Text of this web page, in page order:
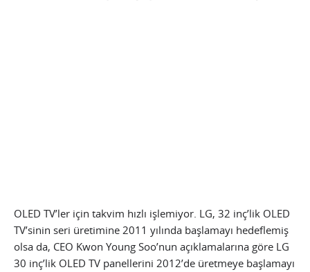
OLED TV’ler için takvim hızlı işlemiyor. LG, 32 inç’lik OLED
TV’sinin seri üretimine 2011 yılında başlamayı hedeflemiş
olsa da, CEO Kwon Young Soo’nun açıklamalarına göre LG
30 inç’lik OLED TV panellerini 2012’de üretmeye başlamayı